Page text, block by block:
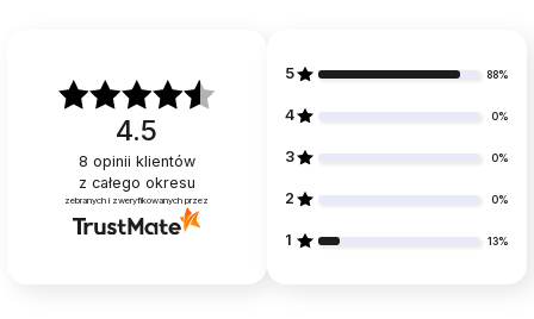
4.5
8 opinii klientów
z całego okresu
zebranych i zweryfikowanych przez
5 88%
4 0%
3 0%
2 0%
1 13%